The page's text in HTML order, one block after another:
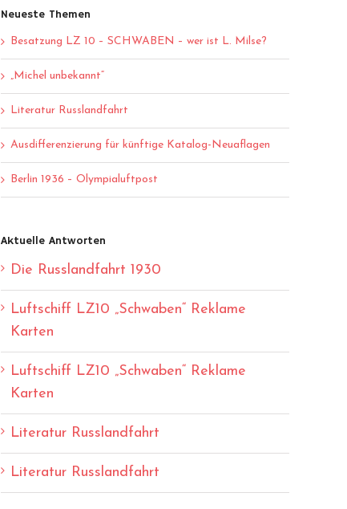
Neueste Themen
Besatzung LZ 10 – SCHWABEN – wer ist L. Milse?
„Michel unbekannt“
Literatur Russlandfahrt
Ausdifferenzierung für künftige Katalog-Neuaflagen
Berlin 1936 – Olympialuftpost
Aktuelle Antworten
Die Russlandfahrt 1930
Luftschiff LZ10 „Schwaben“ Reklame
Karten
Luftschiff LZ10 „Schwaben“ Reklame
Karten
Literatur Russlandfahrt
Literatur Russlandfahrt